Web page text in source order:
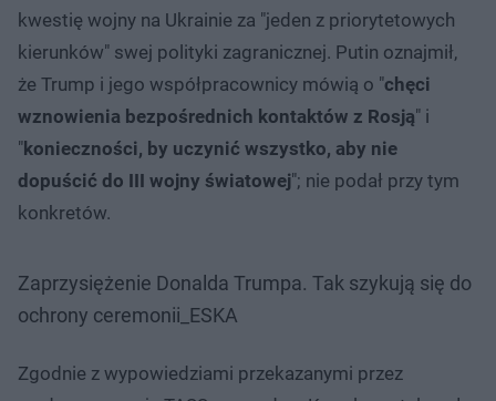
kwestię wojny na Ukrainie za "jeden z priorytetowych
kierunków" swej polityki zagranicznej. Putin oznajmił,
że Trump i jego współpracownicy mówią o "chęci
wznowienia bezpośrednich kontaktów z Rosją" i
"konieczności, by uczynić wszystko, aby nie
dopuścić do III wojny światowej"; nie podał przy tym
konkretów.
Zaprzysiężenie Donalda Trumpa. Tak szykują się do
ochrony ceremonii_ESKA
Zgodnie z wypowiedziami przekazanymi przez